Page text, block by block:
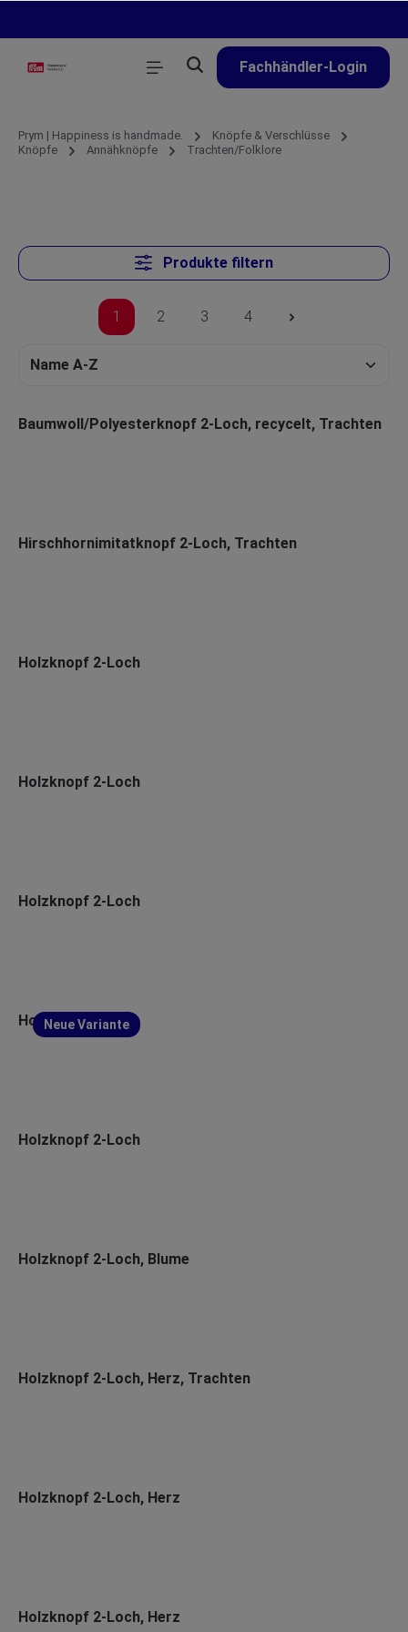
Fachhändler-Login
Prym | Happiness is handmade.
Knöpfe & Verschlüsse
Knöpfe
Annähknöpfe Trachten/Folklore
Produkte filtern
1 2 3 4
Baumwoll/Polyesterknopf 2-Loch, recycelt, Trachten
Hirschhornimitatknopf 2-Loch, Trachten
Holzknopf 2-Loch
Holzknopf 2-Loch
Holzknopf 2-Loch
Neue Variante
Holzknopf 4-Loch
Holzknopf 2-Loch
Holzknopf 2-Loch, Blume
Holzknopf 2-Loch, Herz, Trachten
Holzknopf 2-Loch, Herz
Holzknopf 2-Loch, Herz